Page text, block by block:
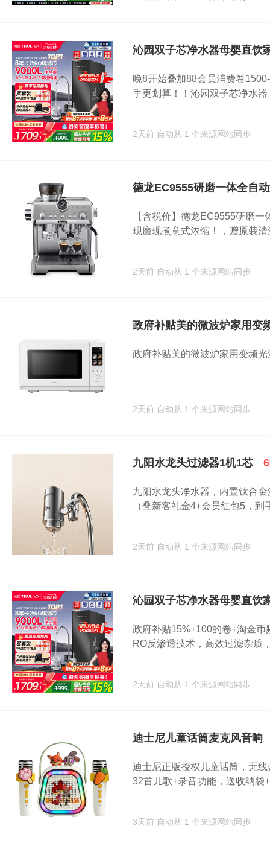
沁园双子芯净水器母婴直饮
晚8开始叠加88会员消费卷
手更划算！！沁园双子芯净水器
2天前 自动从 1 个来源网站同步
德龙EC9555研磨一体全自
【含税价】德龙EC9555研磨
现磨现煮意式浓缩！，赠原装清
2天前 自动从 1 个来源网站同步
政府补贴美的微波炉家用变
政府补贴美的微波炉家用变频
2天前 自动从 1 个来源网站同步
九阳水龙头过滤器1机1芯
九阳水龙头净水器，内置钛合
（叠新客礼金4+会员红包5，到
2天前 自动从 1 个来源网站同步
沁园双子芯净水器母婴直饮
政府补贴15%+100的卷+淘金
RO反渗透技术，高效过滤杂质
2天前 自动从 1 个来源网站同步
迪士尼儿童话筒麦克风音响
迪士尼正版授权儿童话筒，无
32首儿歌+录音功能，送收纳袋
3天前 自动从 1 个来源网站同步